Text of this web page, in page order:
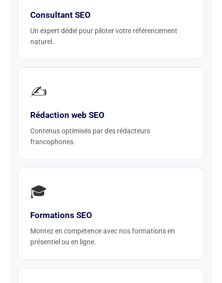
Consultant SEO
Un expert dédié pour piloter votre référencement
naturel.
✍️
Rédaction web SEO
Contenus optimisés par des rédacteurs
francophones.
🎓
Formations SEO
Montez en compétence avec nos formations en
présentiel ou en ligne.